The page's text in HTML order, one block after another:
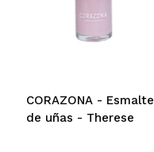
CORAZONA - Esmalte
de uñas - Therese